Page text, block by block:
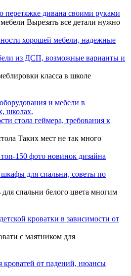
перетяжке дивана своими руками
Вырезать все детали нужно
из ДСП, возможные варианты и
класса в школе
стола геймера, требования к
Таких мест не так много
для спальни, советы по
спальни белого цвета многим
кроватки в зависимости от
с маятником для